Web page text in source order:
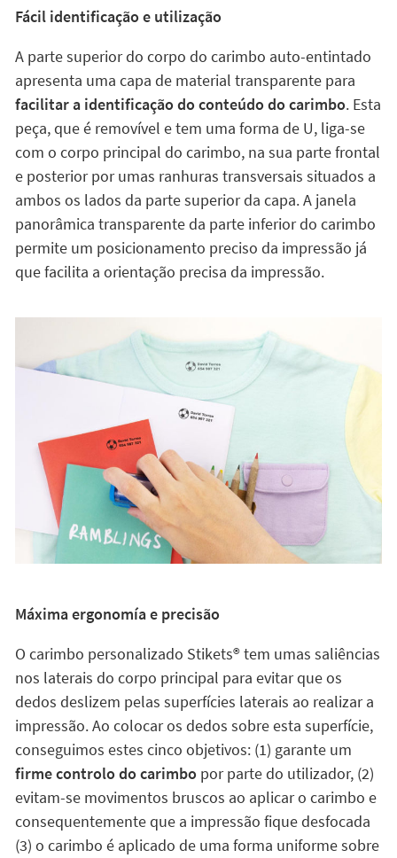
Fácil identificação e utilização
A parte superior do corpo do carimbo auto-entintado
apresenta uma capa de material transparente para
facilitar a identificação do conteúdo do carimbo. Esta
peça, que é removível e tem uma forma de U, liga-se
com o corpo principal do carimbo, na sua parte frontal
e posterior por umas ranhuras transversais situados a
ambos os lados da parte superior da capa. A janela
panorâmica transparente da parte inferior do carimbo
permite um posicionamento preciso da impressão já
que facilita a orientação precisa da impressão.
Máxima ergonomía e precisão
O carimbo personalizado Stikets®️ tem umas saliências
nos laterais do corpo principal para evitar que os
dedos deslizem pelas superfícies laterais ao realizar a
impressão. Ao colocar os dedos sobre esta superfície,
conseguimos estes cinco objetivos: (1) garante um
firme controlo do carimbopor parte do utilizador, (2)
evitam-se movimentos bruscos ao aplicar o carimbo e
consequentemente que a impressão fique desfocada
(3) o carimbo é aplicado de uma forma uniforme sobre